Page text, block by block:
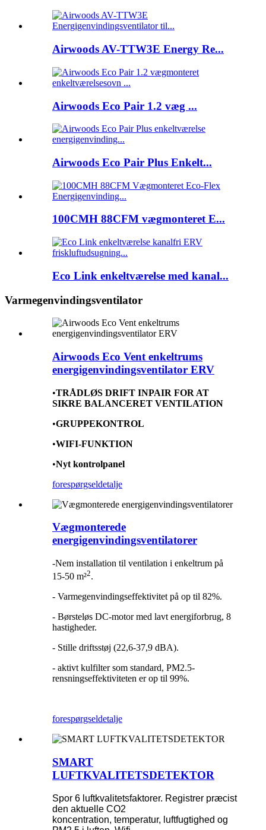
Airwoods AV-TTW3E Energy Re...
Airwoods Eco Pair 1.2 væg ...
Airwoods Eco Pair Plus Enkelt...
100CMH 88CFM vægmonteret E...
Eco Link enkeltværelse med kanal...
Varmegenvindingsventilator
Airwoods Eco Vent enkeltrums
energigenvindingsventilator ERV
•TRÅDLØS DRIFT INPAIR FOR AT
SIKRE BALANCERET VENTILATION
•GRUPPEKONTROL
•WIFI-FUNKTION
•Nyt kontrolpanel
forespørgseldetalje
Vægmonterede
energigenvindingsventilatorer
-Nem installation til ventilation i enkeltrum på
15-50 m²2.
- Varmegenvindingseffektivitet på op til 82%.
- Børsteløs DC-motor med lavt energiforbrug, 8
hastigheder.
- Stille driftsstøj (22,6-37,9 dBA).
- aktivt kulfilter som standard, PM2.5-
rensningseffektiviteten er op til 99%.
forespørgseldetalje
SMART
LUFTKVALITETSDETEKTOR
Spor 6 luftkvalitetsfaktorer. Registrer præcist
den aktuelle CO2
koncentration, temperatur, luftfugtighed og